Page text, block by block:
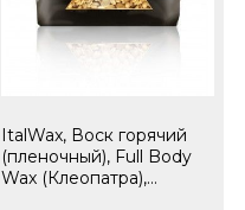
ItalWax, Воск горячий
(пленочный), Full Body
Wax (Клеопатра),